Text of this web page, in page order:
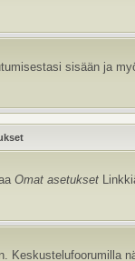
sisään ja
Omat asetukset